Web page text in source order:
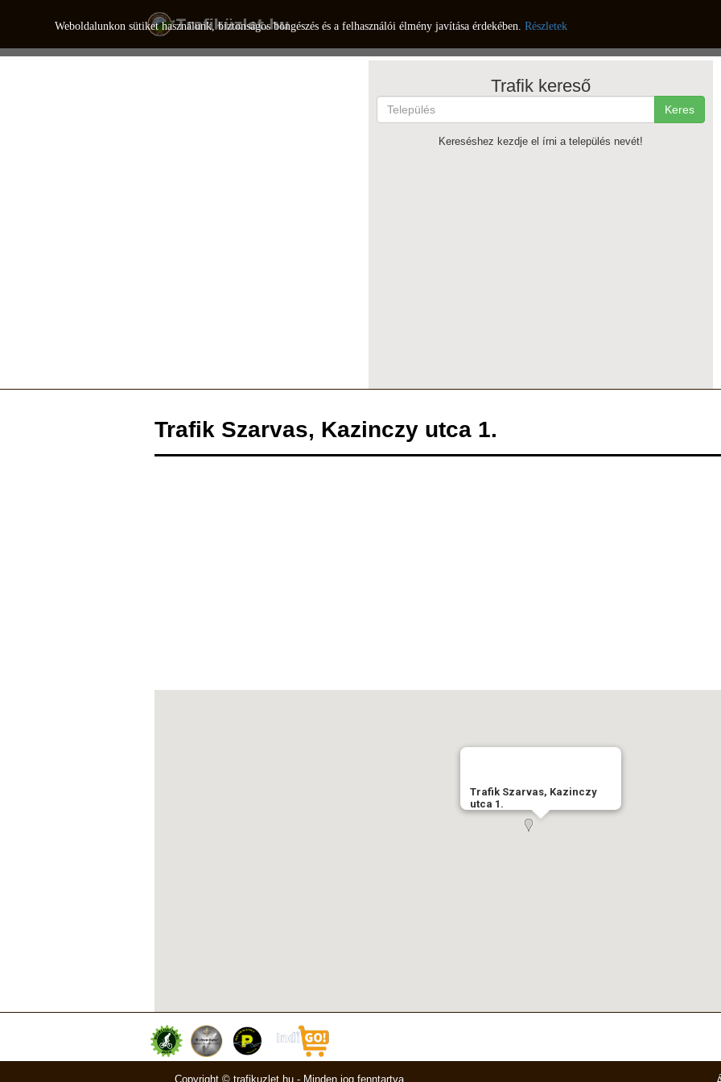
Weboldalunkon sütiket használunk, biztonságos böngészés és a felhasználói élmény javítása érdekében. Részletek
Trafik kereső
Keres
Kereséshez kezdje el írni a település nevét!
Trafik Szarvas, Kazinczy utca 1.
Trafik Szarvas, Kazinczy
utca 1.
Copyright © trafikuzlet.hu - Minden jog fenntartva